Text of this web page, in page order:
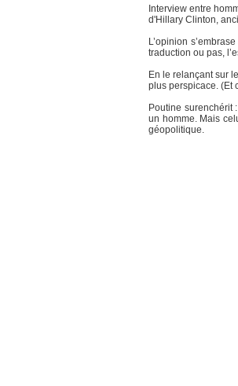
Interview entre
d'Hillary Clinton,
L’opinion
traduction ou pas,
En le relançant sur
plus perspicace. (Et
Poutine surenchérit
un homme. Mais
géopolitique.